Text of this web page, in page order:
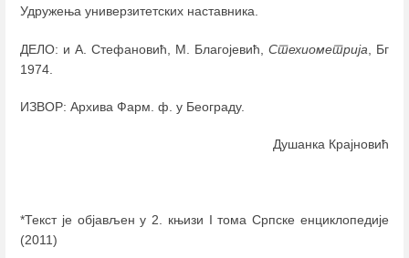
Удружења универзитетских наставника.
ДЕЛО: и А. Стефановић, М. Благојевић, Стехиометрија , Бг
1974.
ИЗВОР: Архива Фарм. ф. у Београду.
Душанка Крајновић
*Текст је објављен у 2. књизи I тома Српске енциклопедије
(2011)